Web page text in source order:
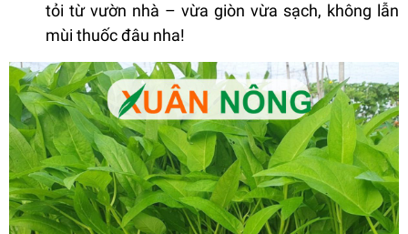
tỏi từ vườn nhà – vừa giòn vừa sạch, không lẫn
mùi thuốc đâu nha!